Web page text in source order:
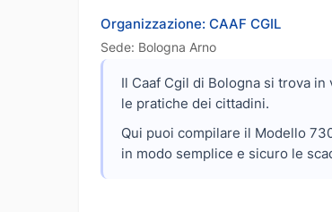
Organizzazione: CAAF CGIL
Sede: Bologna Arno
Il Caaf Cgil di Bologna si trova
le pratiche dei cittadini.
Qui puoi compilare il Modello
in modo semplice e sicuro le